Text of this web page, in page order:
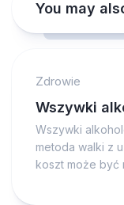
You may
Zdrowie
Wszywki
Wszywki
metoda walki z
koszt może być